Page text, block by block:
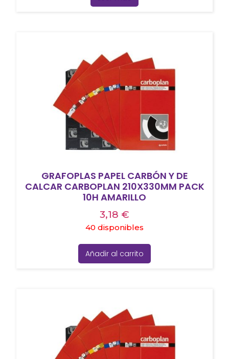
GRAFOPLAS PAPEL CARBÓN Y DE
CALCAR CARBOPLAN 210X330MM PACK
10H AMARILLO
3,18 €
40 disponibles
Añadir al carrito